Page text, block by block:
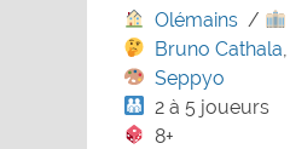
Olémains /
Bruno Cathala
Seppyo
2 à 5 joueurs
8+